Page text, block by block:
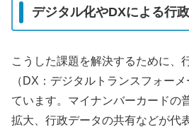
デジタル化やDXによる行
こうした課題を解決するために、
（DX：デジタルトランスフォー
ています。マイナンバーカードの
拡大、行政データの共有などが代